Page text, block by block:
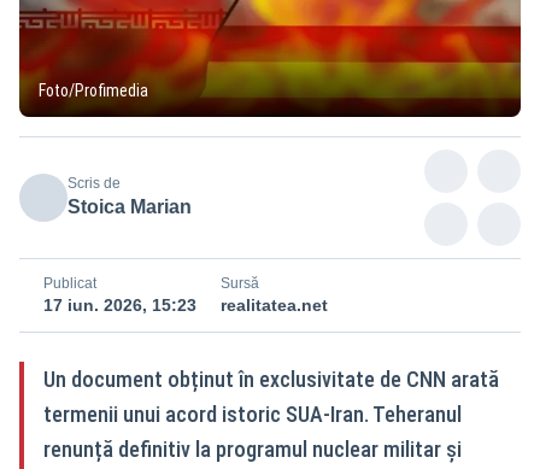
Foto/Profimedia
Scris de
Stoica Marian
Publicat
17 iun. 2026, 15:23
Sursă
realitatea.net
Un document obținut în exclusivitate de CNN arată
termenii unui acord istoric SUA-Iran. Teheranul
renunță definitiv la programul nuclear militar și